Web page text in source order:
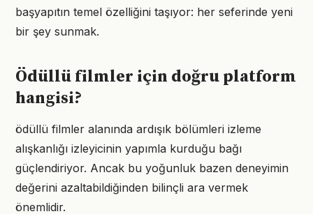
başyapıtın temel özelliğini taşıyor: her seferinde yeni
bir şey sunmak.
Ödüllü filmler için doğru platform
hangisi?
ödüllü filmler alanında ardışık bölümleri izleme
alışkanlığı izleyicinin yapımla kurduğu bağı
güçlendiriyor. Ancak bu yoğunluk bazen deneyimin
değerini azaltabildiğinden bilinçli ara vermek
önemlidir.